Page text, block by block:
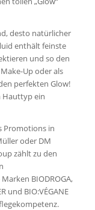
desto natürlicher
enthält feinste
und so den
Up oder als
perfekten Glow!
Hauttyp ein
Promotions in
oder DM
zählt zu den
BIODROGA,
und BIO:VÉGANE